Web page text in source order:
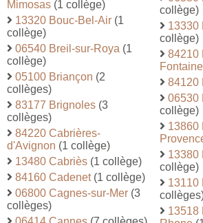
Mimosas (1 collège)
13320 Bouc-Bel-Air (1
collège)
06540 Breil-sur-Roya (1
collège)
05100 Briançon (2
collèges)
83177 Brignoles (3
collèges)
84220 Cabrières-
d'Avignon (1 collège)
13480 Cabriès (1 collège)
84160 Cadenet(1 collège)
06800 Cagnes-sur-Mer (3
collèges)
collège)
13330
collège)
84210
84120
06530
collège)
13860
13380
collège)
13110
13518